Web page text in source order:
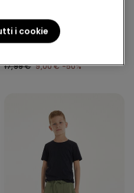
2 Colori
Costume Boxer Corto Basic
17,99 € 9,00 €-50%
i cookie